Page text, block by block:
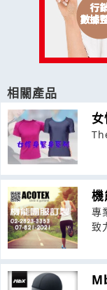
相關產品
機
專
致